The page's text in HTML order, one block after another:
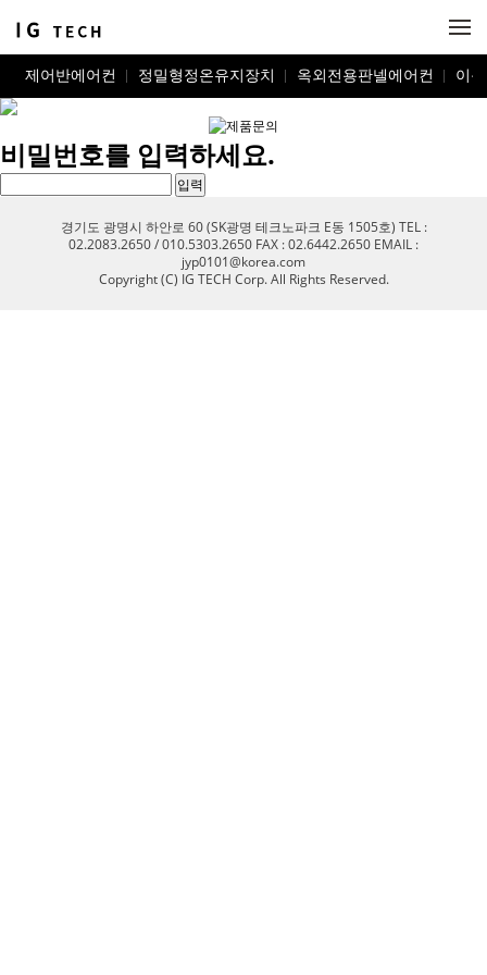
제어반에어컨 정밀형정온유지장치 옥외전용판넬에어컨 이
비밀번호를 입력하세요.
경기도 광명시 하안로 60 (SK광명 테크노파크 E동 1505호) TEL :
02.2083.2650 / 010.5303.2650 FAX : 02.6442.2650 EMAIL :
jyp0101@korea.com
Copyright (C) IG TECH Corp. All Rights Reserved.